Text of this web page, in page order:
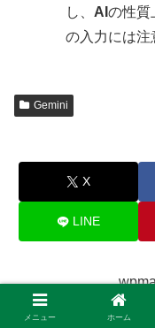
し、 AIの性質
の入力には注
Gemini
X
LINE
メニュー ホーム